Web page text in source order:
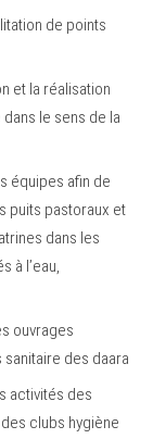
de points
et la réalisation
le sens de la
équipes afin de
puits pastoraux et
dans les
à l’eau,
ouvrages
des daara
activités des
clubs hygiène